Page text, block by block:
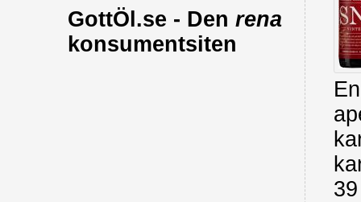
GottÖl.se - Den rena
konsumentsiten